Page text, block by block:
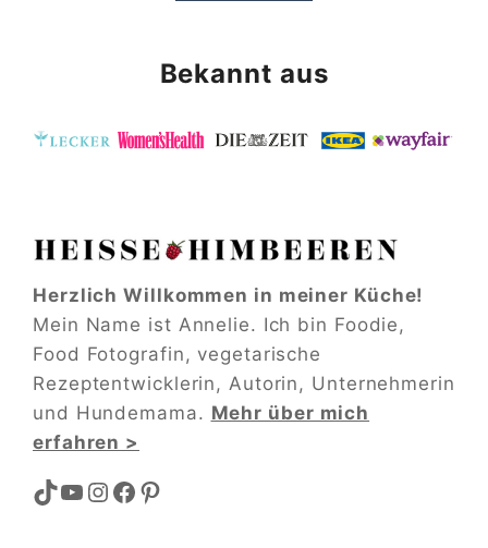
Bekannt aus
Herzlich Willkommen in meiner Küche!
Mein Name ist Annelie. Ich bin Foodie,
Food Fotografin, vegetarische
Rezeptentwicklerin, Autorin, Unternehmerin
und Hundemama. Mehr über mich
erfahren >
TikTok
YouTube
Instagram
Facebook
Pinterest